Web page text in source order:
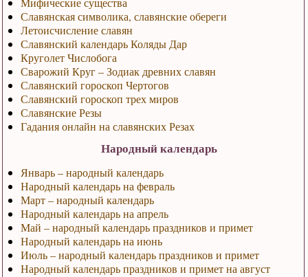
Славянская символика, славянские обереги
Летоисчисление славян
Славянский календарь Коляды Дар
Круголет Числобога
Сварожий Круг – Зодиак древних славян
Славянский гороскоп Чертогов
Славянский гороскоп трех миров
Славянские Резы
Гадания онлайн на славянских Резах
Народный календарь
Январь – народный календарь
Народный календарь на февраль
Март – народный календарь
Народный календарь на апрель
Май – народный календарь праздников и примет
Народный календарь на июнь
Июль – народный календарь праздников и примет
Народный календарь праздников и примет на август